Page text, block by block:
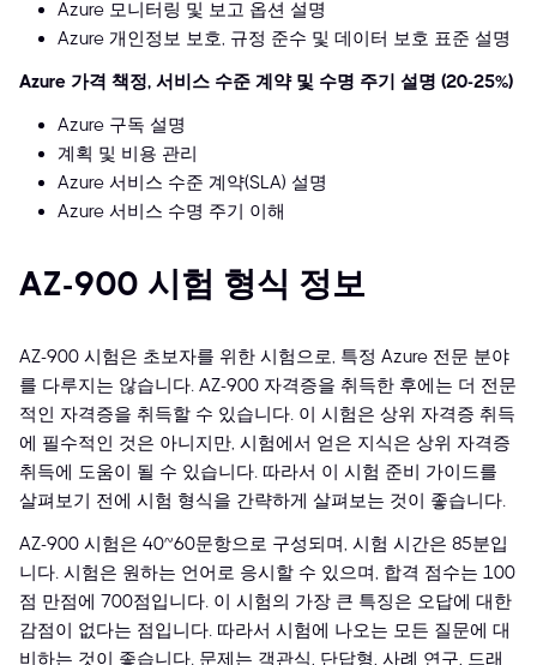
Azure 모니터링 및 보고 옵션 설명
Azure 개인정보 보호, 규정 준수 및 데이터 보호 표준 설명
Azure 가격 책정, 서비스 수준 계약 및 수명 주기 설명 (20-25%)
Azure 구독 설명
계획 및 비용 관리
Azure 서비스 수준 계약(SLA) 설명
Azure 서비스 수명 주기 이해
AZ-900 시험 형식 정보
AZ-900 시험은 초보자를 위한 시험으로, 특정 Azure 전문 분야
를 다루지는 않습니다. AZ-900 자격증을 취득한 후에는 더 전문
적인 자격증을 취득할 수 있습니다. 이 시험은 상위 자격증 취득
에 필수적인 것은 아니지만, 시험에서 얻은 지식은 상위 자격증
취득에 도움이 될 수 있습니다. 따라서 이 시험 준비 가이드를
살펴보기 전에 시험 형식을 간략하게 살펴보는 것이 좋습니다.
AZ-900 시험은 40~60문항으로 구성되며, 시험 시간은 85분입
니다. 시험은 원하는 언어로 응시할 수 있으며, 합격 점수는 100
점 만점에 700점입니다. 이 시험의 가장 큰 특징은 오답에 대한
감점이 없다는 점입니다. 따라서 시험에 나오는 모든 질문에 대
비하는 것이 좋습니다. 문제는 객관식, 단답형, 사례 연구, 드래